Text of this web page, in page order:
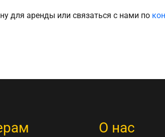
для аренды или связаться с нами по
О нас